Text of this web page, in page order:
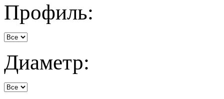
Профиль:
Диаметр: